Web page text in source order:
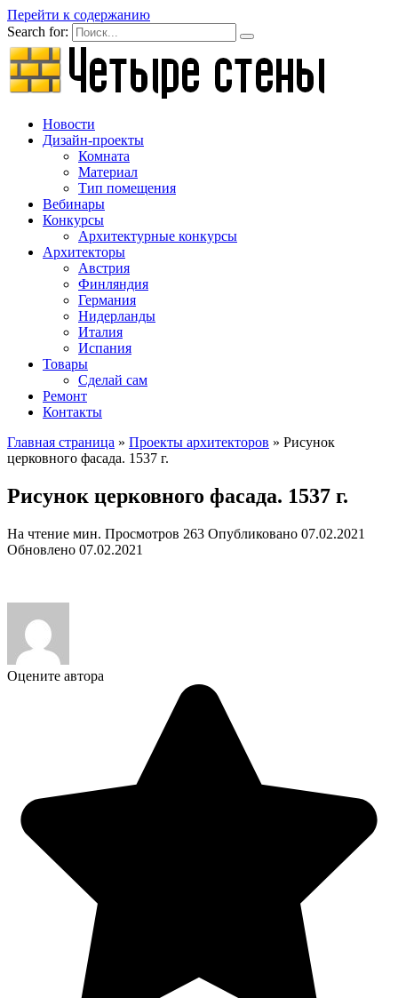
Перейти к содержанию
Search for:
Новости
Дизайн-проекты
Комната
Материал
Тип помещения
Вебинары
Конкурсы
Архитектурные конкурсы
Архитекторы
Австрия
Финляндия
Германия
Нидерланды
Италия
Испания
Товары
Сделай сам
Ремонт
Контакты
Главная страница » Проекты архитекторов » Рисунок
церковного фасада. 1537 г.
Рисунок церковного фасада. 1537 г.
На чтение мин. Просмотров 263 Опубликовано 07.02.2021
Обновлено 07.02.2021
Оцените автора